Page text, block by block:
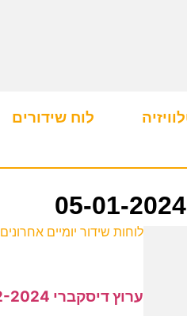
לוח שידורים
לוחות שידור יומיים אחרונים
ערוץ דיסקברי 13-12-2024